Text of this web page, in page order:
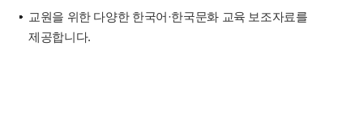
교원을 위한 다양한 한국어·한국문화 교육 보조자료를
제공합니다.